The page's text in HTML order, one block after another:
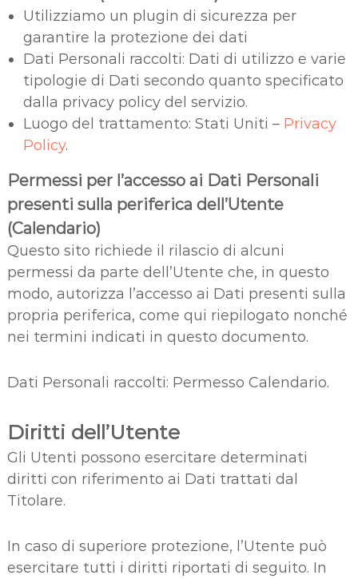
Utilizziamo un plugin di sicurezza per
garantire la protezione dei dati
Dati Personali raccolti: Dati di utilizzo e varie
tipologie di Dati secondo quanto specificato
dalla privacy policy del servizio.
Luogo del trattamento: Stati Uniti – Privacy
Policy.
Permessi per l’accesso ai Dati Personali
presenti sulla periferica dell’Utente
(Calendario)
Questo sito richiede il rilascio di alcuni
permessi da parte dell’Utente che, in questo
modo, autorizza l’accesso ai Dati presenti sulla
propria periferica, come qui riepilogato nonché
nei termini indicati in questo documento.
Dati Personali raccolti: Permesso Calendario.
Diritti dell’Utente
Gli Utenti possono esercitare determinati
diritti con riferimento ai Dati trattati dal
Titolare.
In caso di superiore protezione, l’Utente può
esercitare tutti i diritti riportati di seguito. In